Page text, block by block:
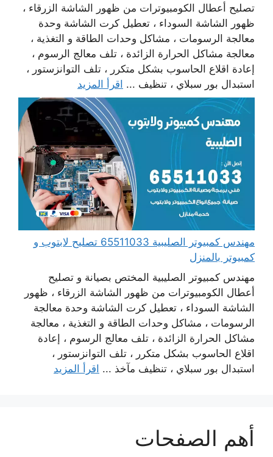
تصليح أعطال الكومبيوترات من ظهور الشاشة الزرقاء ،
ظهور الشاشة السوداء ، تعطيل كرت الشاشة وحدة
معالجة الرسومات ، مشاكل وحدات الطاقة و التغذية ،
معالجة مشاكل الحرارة الزائدة ، تلف معالج الرسوم ،
إعادة اقلاع الحاسوب بشكل متكرر ، تلف التوانزستور ،
استبدال بور سبلاي ، تنظيف ... اقرأ المزيد
مهندس كمبيوتر الصليبية 65511033 تصليح لابتوب و
كمبيوتر بالمنزل
مهندس كمبيوتر الصليبية المختص بصيانة و تصليح
أعطال الكومبيوترات من ظهور الشاشة الزرقاء ، ظهور
الشاشة السوداء ، تعطيل كرت الشاشة وحدة معالجة
الرسومات ، مشاكل وحدات الطاقة و التغذية ، معالجة
مشاكل الحرارة الزائدة ، تلف معالج الرسوم ، إعادة
اقلاع الحاسوب بشكل متكرر ، تلف التوانزستور ،
استبدال بور سبلاي ، تنظيف مآخذ ... اقرأ المزيد
أهم الصفحات